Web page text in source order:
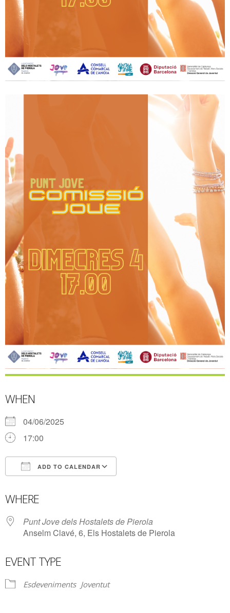
WHEN
04/06/2025
17:00
ADD TO CALENDAR
WHERE
Punt Jove dels Hostalets de Pierola
Anselm Clavé, 6, Els Hostalets de Pierola
EVENT TYPE
Esdeveniments Joventut